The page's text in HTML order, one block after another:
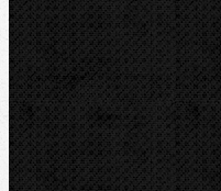
Soubory/Odkazy
Katalogový list
Video